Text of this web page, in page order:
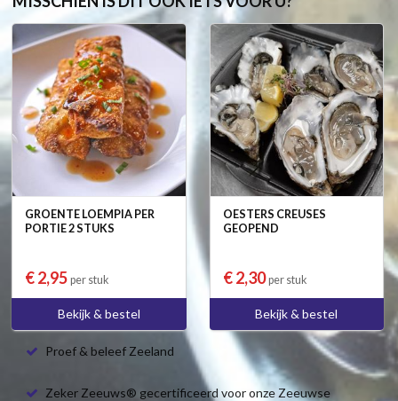
GROENTE LOEMPIA PER
PORTIE 2 STUKS
€ 2,95 per stuk
Bekijk & bestel
OESTERS CREUSES
GEOPEND
€ 2,30per stuk
Bekijk & bestel
Proef & beleef Zeeland
Zeker Zeeuws® gecertificeerd voor onze Zeeuwse